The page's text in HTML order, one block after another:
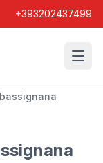
+393202437499
bassignana